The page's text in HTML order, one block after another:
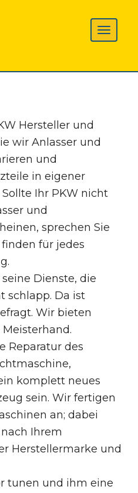
Hersteller und
wir Anlasser und
und
in eigener
Ihr PKW nicht
und
sprechen Sie
für jedes
Dienste, die
schlapp. Da ist
Wir bieten
Reparatur des
komplett neues
sein. Wir fertigen
an; dabei
Ihrem
Herstellermarke und
tunen und ihm eine